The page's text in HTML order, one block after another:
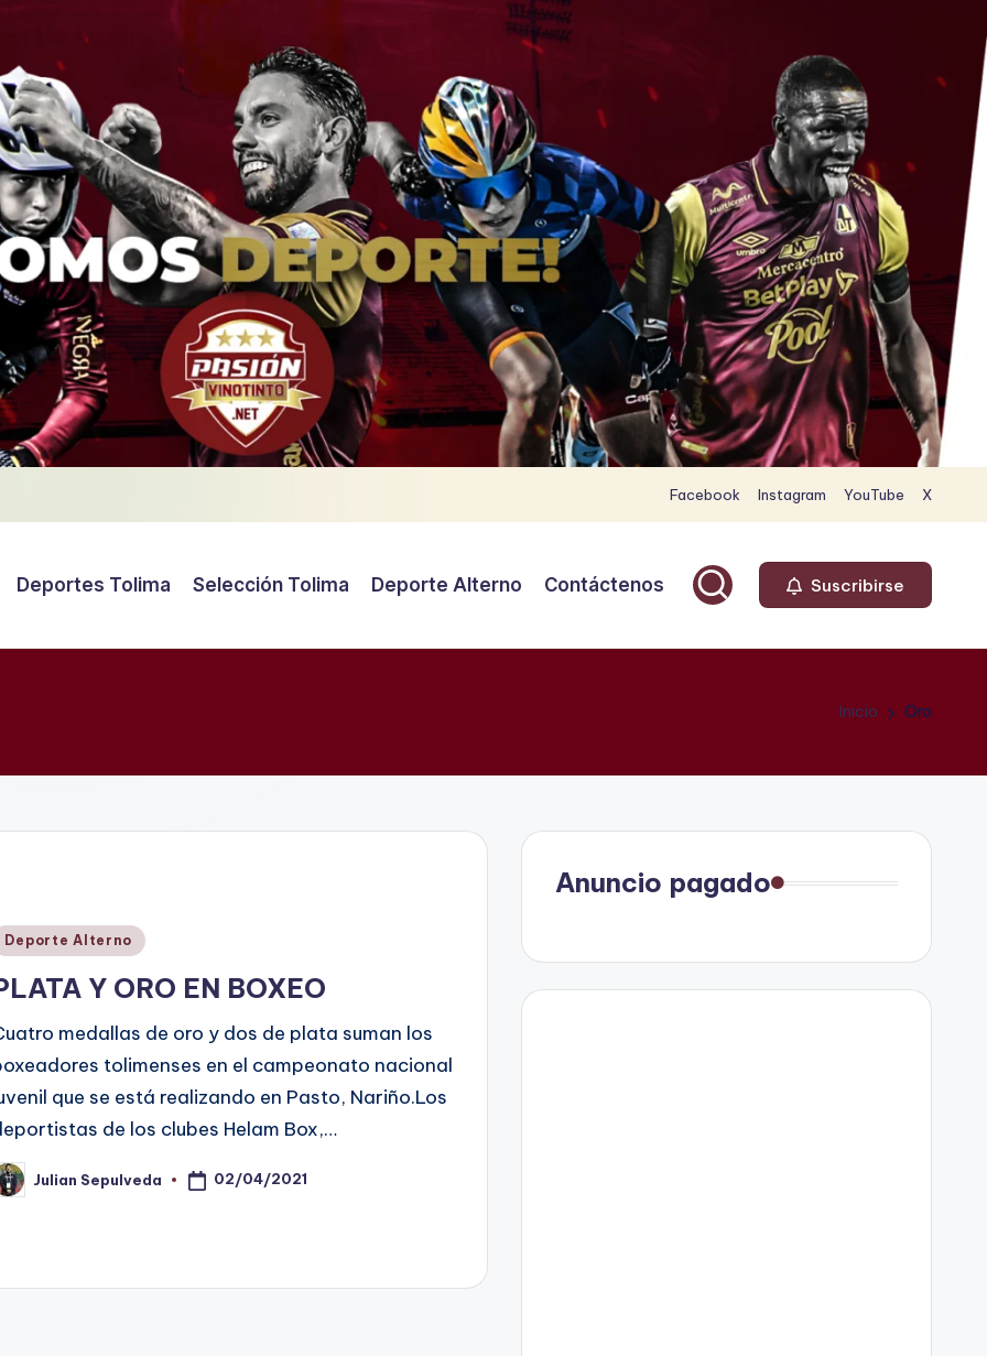
Facebook Instagram YouTube X
Deportes Tolima Selección Tolima Deporte Alterno Contáctenos Suscribirse
Inicio Oro
Deporte Alterno
Y ORO EN BOXEO
medallas de oro y dos de plata suman los
tolimenses en el campeonato nacional
que se está realizando en Pasto, Nariño.Los
de los clubes Helam Box,…
Julian Sepulveda 02/04/2021
Anuncio pagado